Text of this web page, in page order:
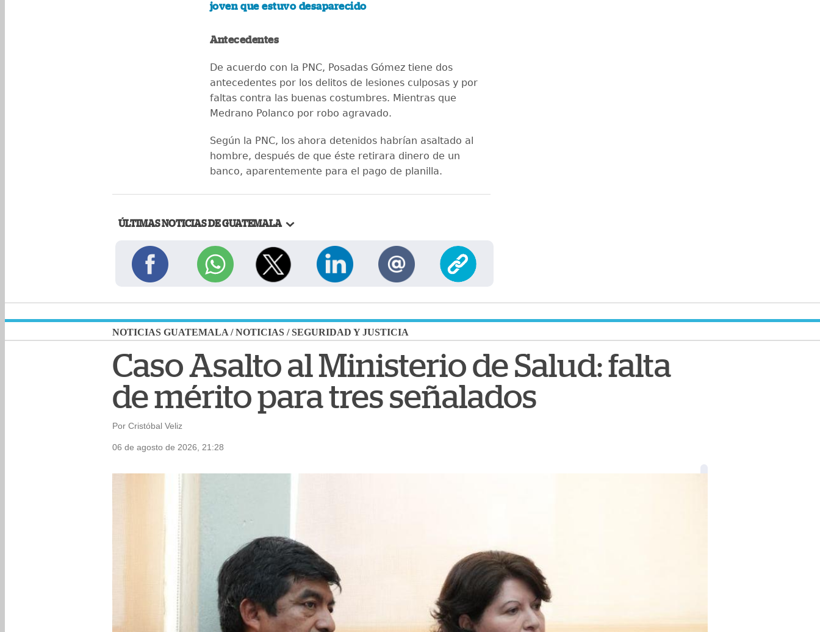
joven que estuvo desaparecido
Antecedentes
De acuerdo con la PNC, Posadas Gómez tiene dos
antecedentes por los delitos de lesiones culposas y por
faltas contra las buenas costumbres. Mientras que
Medrano Polanco por robo agravado.
Según la PNC, los ahora detenidos habrían asaltado al
hombre, después de que éste retirara dinero de un
banco, aparentemente para el pago de planilla.
ÚLTIMAS NOTICIAS DE GUATEMALA
NOTICIAS GUATEMALA /NOTICIAS /SEGURIDAD Y JUSTICIA
Caso Asalto al Ministerio de Salud: falta
de mérito para tres señalados
Por Cristóbal Veliz
06 de agosto de 2026, 21:28